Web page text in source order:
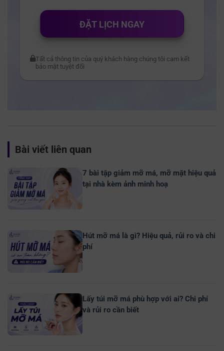
ĐẶT LỊCH NGAY
Tất cả thông tin của quý khách hàng chúng tôi cam kết
bảo mật tuyệt đối
Bài viết liên quan
7 bài tập giảm mỡ má, mỡ mặt hiệu quả
tại nhà kèm ảnh minh hoạ
Hút mỡ má là gì? Hiệu quả, rủi ro và chi
phí
Lấy túi mỡ má phù hợp với ai? Chi phí
và rủi ro cần biết